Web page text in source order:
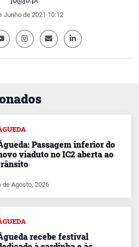
Junho de 2021 10:12
Passagem inferior do
viaduto no IC2 aberta ao
de Agosto, 2026
recebe festival